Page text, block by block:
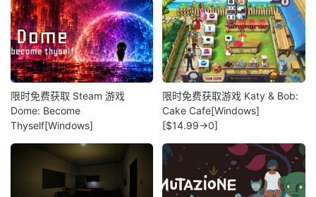
限时免费获取 Steam 游戏
Dome: Become
Thyself[Windows]
限时免费获取游戏 Katy & Bob:
Cake Cafe[Windows]
[$14.99→0]